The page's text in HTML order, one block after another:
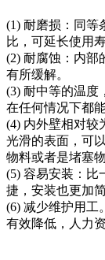
(1) 耐磨损：同等
比，可延长使用
(2) 耐腐蚀：内部
有所缓解。
(3) 耐中等的温度
在任何情况下都
(4) 内外壁相对较
光滑的表面，可
物料或者是堵塞
(5) 容易安装：比
捷，安装也更加简
(6) 减少维护用工
有效降低，人力